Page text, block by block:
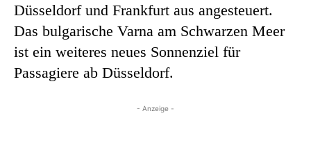
Düsseldorf und Frankfurt aus angesteuert.
Das bulgarische Varna am Schwarzen Meer
ist ein weiteres neues Sonnenziel für
Passagiere ab Düsseldorf.
- Anzeige -